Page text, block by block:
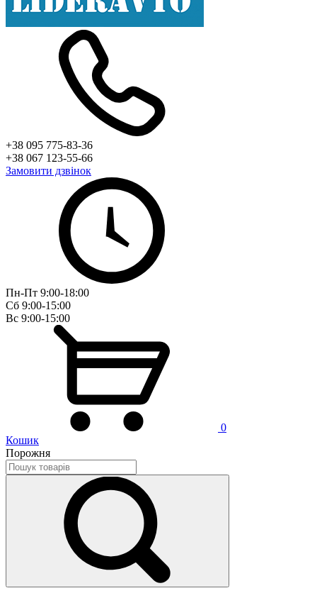
+38 095 775-83-36
+38 067 123-55-66
Замовити дзвінок
Пн-Пт 9:00-18:00
Сб 9:00-15:00
Вс 9:00-15:00
0
Кошик
Порожня